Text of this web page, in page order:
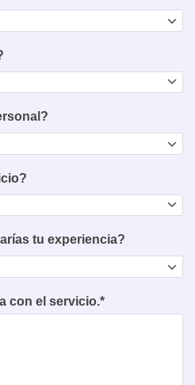
tu experiencia?
con el servicio.*